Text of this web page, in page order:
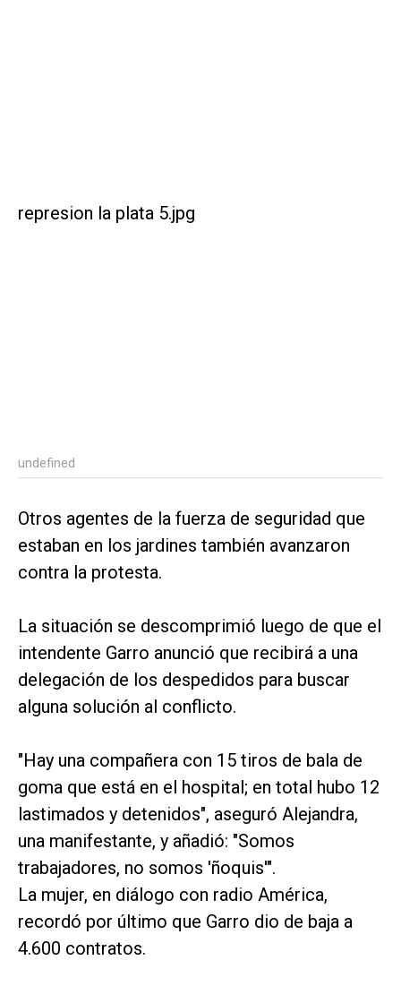
represion la plata 5.jpg
undefined
Otros agentes de la fuerza de seguridad que
estaban en los jardines también avanzaron
contra la protesta.
La situación se descomprimió luego de que el
intendente Garro anunció que recibirá a una
delegación de los despedidos para buscar
alguna solución al conflicto.
"Hay una compañera con 15 tiros de bala de
goma que está en el hospital; en total hubo 12
lastimados y detenidos", aseguró Alejandra,
una manifestante, y añadió: "Somos
trabajadores, no somos 'ñoquis'".
La mujer, en diálogo con radio América,
recordó por último que Garro dio de baja a
4.600 contratos.